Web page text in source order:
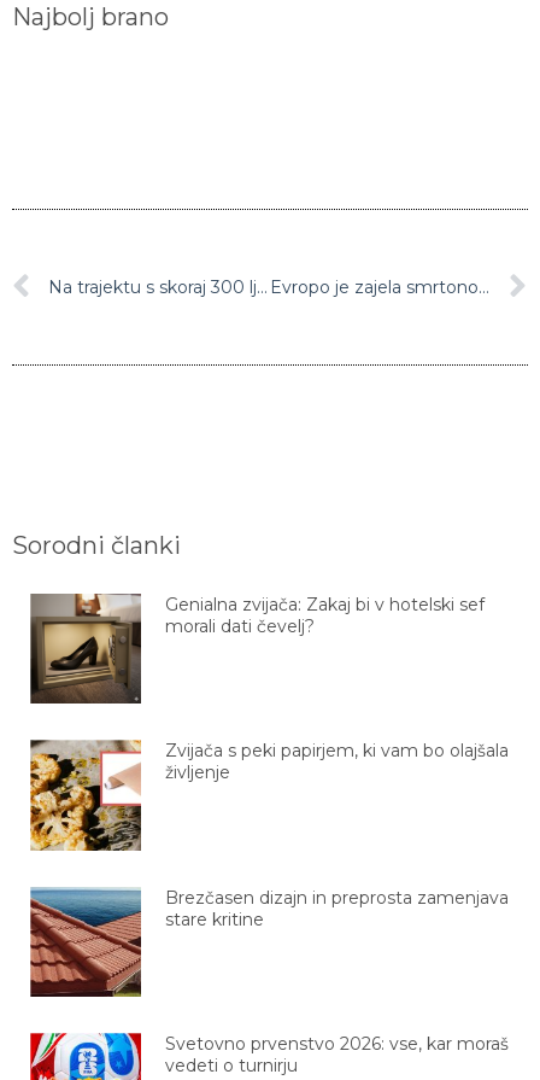
Najbolj brano
Na trajektu s skoraj 300 ljudmi na krovu izbruhnil velik požar Evropo je zajela smrtonosna nevihta Eunice
Sorodni članki
Genialna zvijača: Zakaj bi v hotelski sef
morali dati čevelj?
Zvijača s peki papirjem, ki vam bo olajšala
življenje
Brezčasen dizajn in preprosta zamenjava
stare kritine
Svetovno prvenstvo 2026: vse, kar moraš
vedeti o turnirju